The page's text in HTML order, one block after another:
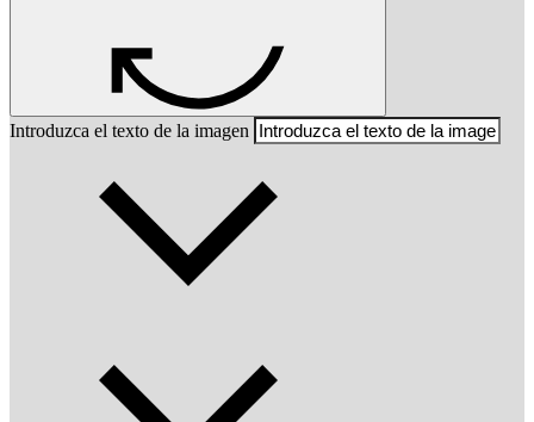
Introduzca el texto de la imagen